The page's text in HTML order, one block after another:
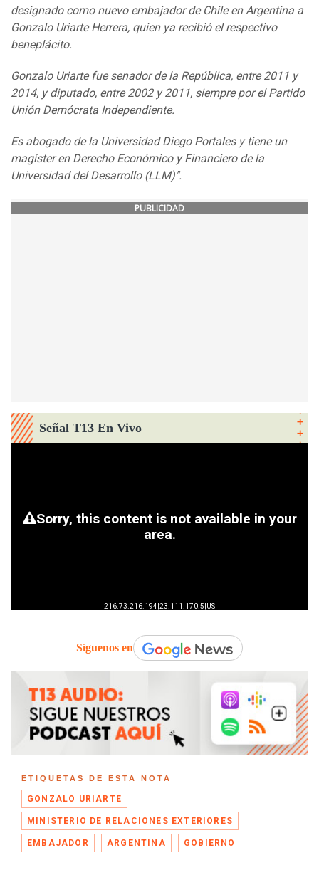
designado como nuevo embajador de Chile en Argentina a
Gonzalo Uriarte Herrera, quien ya recibió el respectivo
beneplácito.
Gonzalo Uriarte fue senador de la República, entre 2011 y
2014, y diputado, entre 2002 y 2011, siempre por el Partido
Unión Demócrata Independiente.
Es abogado de la Universidad Diego Portales y tiene un
magíster en Derecho Económico y Financiero de la
Universidad del Desarrollo (LLM)".
PUBLICIDAD
Señal T13 En Vivo
Síguenos en
ETIQUETAS DE ESTA NOTA
GONZALO URIARTE
MINISTERIO DE RELACIONES EXTERIORES
EMBAJADOR ARGENTINA GOBIERNO